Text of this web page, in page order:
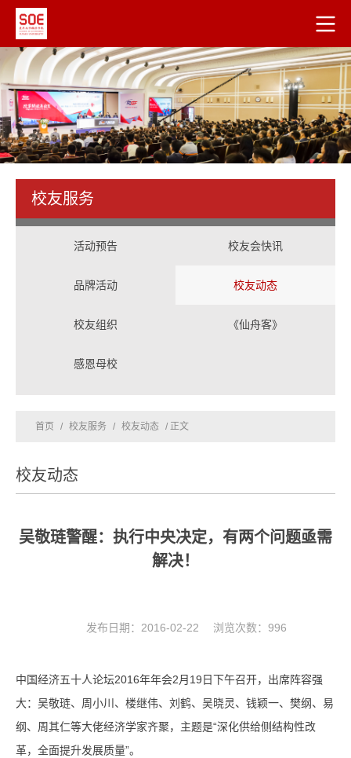
校友服务
活动预告 校友会快讯
品牌活动 校友动态
校友组织 《仙舟客》
感恩母校
首页 / 校友服务 / 校友动态 / 正文
校友动态
吴敬琏警醒：执行中央决定，有两个问题亟需
解决！
发布日期：2016-02-22 浏览次数： 996
中国经济五十人论坛2016年年会2月19日下午召开，出席阵容强
大：吴敬琏、周小川、楼继伟、刘鹤、吴晓灵、钱颖一、樊纲、易
纲、周其仁等大佬经济学家齐聚，主题是“深化供给侧结构性改
革，全面提升发展质量”。